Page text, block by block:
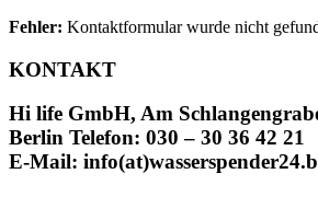
Fehler: Kontaktformular wurde nicht
KONTAKT
Hi life GmbH, Am
Berlin Telefon: 030 – 30 36 42 21
E-Mail: